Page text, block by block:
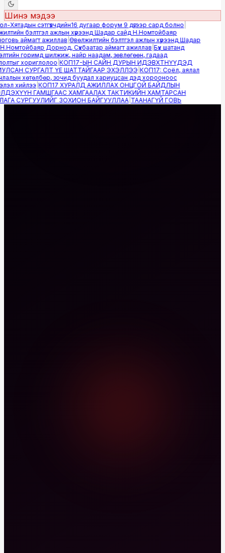
Шинэ мэдээ
Хятадын сэтгүүлчдийн16 дугаар форум 9 дүгээр сард болно|
бэлтгэл ажлын хүрээнд Шадар сайд Н.Номтойбаяр
аймагт ажиллав|Өвөлжилтийн бэлтгэл ажлын хүрээнд Шадар
Дорнод, Сүхбаатар аймагт ажиллав|Бүх шатанд
горимд шилжиж, найр наадам, зөвлөгөөн, гадаад
хориглолоо|КОП17-ЫН САЙН ДУРЫН ИДЭВХТНҮҮДЭД
СУРГАЛТ ҮЕ ШАТТАЙГААР ЭХЭЛЛЭЭ|КОП17: Соёл, аялал
хөтөлбөр, зочид буудал хариуцсан дэд хорооноос
хийлээ|КОП17 ХУРАЛД АЖИЛЛАХ ОНЦГОЙ БАЙДЛЫН
ГАМШГААС ХАМГААЛАХ ТАКТИКИЙН ХАМТАРСАН
СУРГУУЛИЙГ ЗОХИОН БАЙГУУЛЛАА|ТААНАГҮЙ ГОВЬ